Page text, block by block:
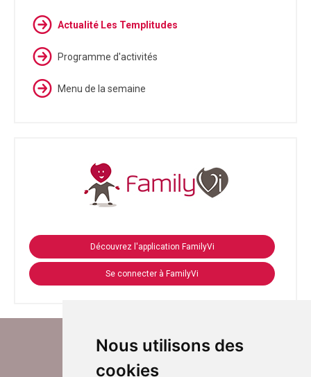
Nous utilisons des
cookies
Actualité Les Templitudes
Programme d'activités
Menu de la semaine
Découvrez l'application FamilyVi
Se connecter à FamilyVi